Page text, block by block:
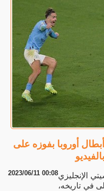
أوروبا بفوزه على
2023/06/11 00:08الإنجليزي
في تاريخه،